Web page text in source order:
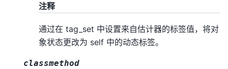
注释
通过在 tag_set 中设置来自估计器的标签值，将对
象状态更改为 self 中的动态标签。
classmethod